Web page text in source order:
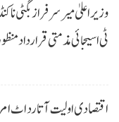
وزیراعلیٰ میر سرفراز بگٹی نا
ٹی اسیجائی مذمتی قرارداد
اقتصادی اولیت آتا رد اٹ